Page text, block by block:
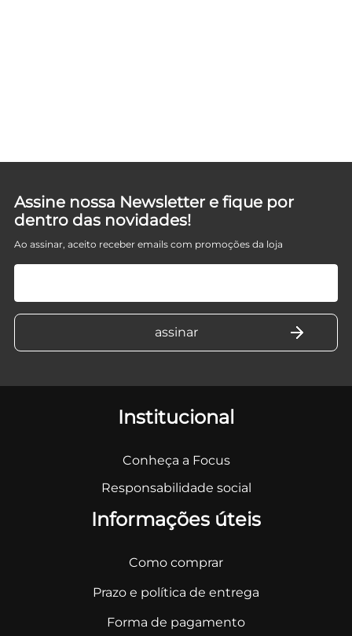
Assine nossa Newsletter e fique por
dentro das novidades!
Ao assinar, aceito receber emails com promoções da loja
Institucional
Conheça a Focus
Responsabilidade social
Informações úteis
Como comprar
Prazo e política de entrega
Forma de pagamento